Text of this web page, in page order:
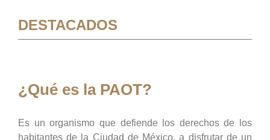
DESTACADOS
¿Qué es la PAOT?
Es un organismo que defiende los derechos de los
habitantes de la Ciudad de México, a disfrutar de un